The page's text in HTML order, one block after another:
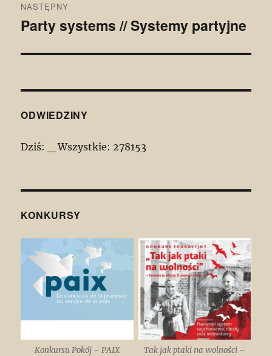
NASTĘPNY
Następny
Party systems // Systemy partyjne
ODWIEDZINY
Dziś: Wszystkie: 278153
KONKURSY
Konkursu Pokój – PAIX
Tak jak ptaki na wolności –